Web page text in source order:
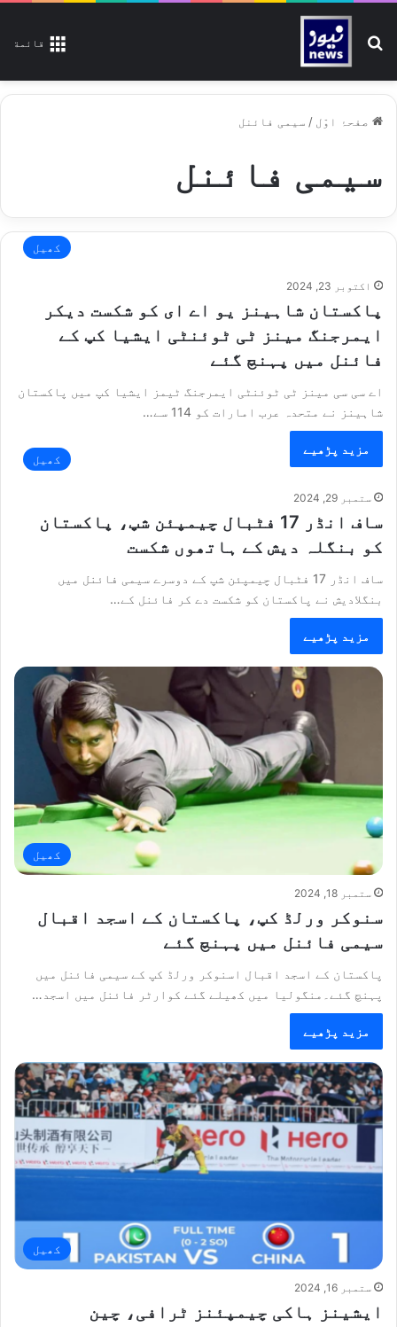
قائمة تلاش کیجیے
صفحۂ اوّل / سیمی فائنل
سیمی فائنل
کھیل
اکتوبر 23, 2024
پاکستان شاہینز یو اے ای کو شکست دیکر
ایمرجنگ مینز ٹی ٹوئنٹی ایشیا کپ کے
فائنل میں پہنچ گئے
اے سی سی مینز ٹی ٹوئنٹی ایمرجنگ ٹیمز ایشیا کپ میں پاکستان
شاہینز نے متحدہ عرب امارات کو 114 سے…
مزید پڑھیے
کھیل
ستمبر 29, 2024
ساف انڈر 17 فٹبال چیمپئن شپ، پاکستان
کو بنگلہ دیش کے ہاتھوں شکست
ساف انڈر 17 فٹبال چیمپئن شپ کے دوسرے سیمی فائنل میں
بنگلادیش نے پاکستان کو شکست دے کر فائنل کے…
مزید پڑھیے
کھیل
ستمبر 18, 2024
سنوکر ورلڈ کپ، پاکستان کے اسجد اقبال
سیمی فائنل میں پہنچ گئے
پاکستان کے اسجد اقبال اسنوکر ورلڈ کپ کے سیمی فائنل میں
پہنچ گئے۔منگولیا میں کھیلے گئے کوارٹر فائنل میں اسجد…
مزید پڑھیے
کھیل
ستمبر 16, 2024
ایشینز ہاکی چیمپئنز ٹرافی، چین